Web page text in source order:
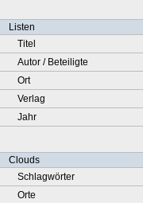
Listen
Titel
Autor / Beteiligte
Ort
Verlag
Jahr
Clouds
Schlagwörter
Orte